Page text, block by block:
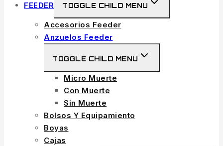
FEEDER TOGGLE CHILD MENU
Accesorios Feeder
Anzuelos Feeder
TOGGLE CHILD MENU
Micro Muerte
Con Muerte
Sin Muerte
Bolsos Y Equipamiento
Boyas
Cajas